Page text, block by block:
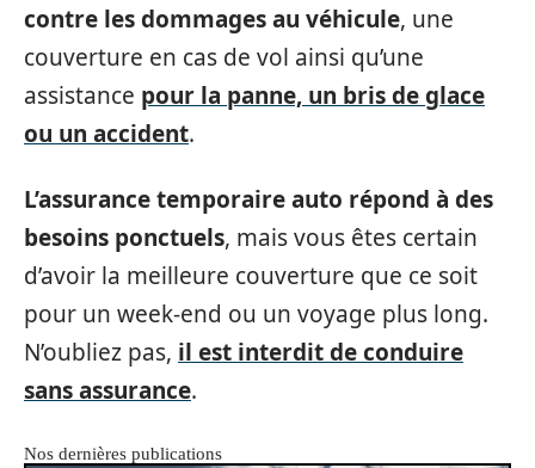
contre les dommages au véhicule, une
couverture en cas de vol ainsi qu’une
assistance pour la panne, un bris de glace
ou un accident.
L’assurance temporaire auto répond à des
besoins ponctuels, mais vous êtes certain
d’avoir la meilleure couverture que ce soit
pour un week-end ou un voyage plus long.
N’oubliez pas, il est interdit de conduire
sans assurance.
Nos dernières publications